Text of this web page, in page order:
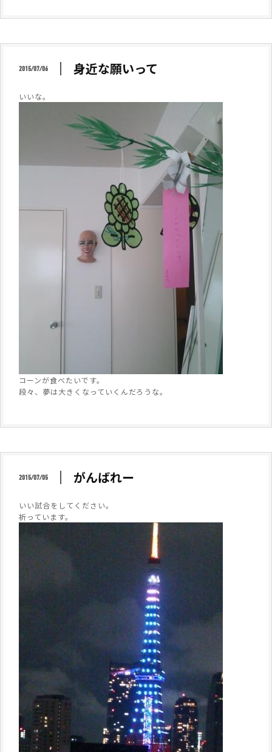
2015/07/06 身近な願いって
いいな。
コーンが食べたいです。
段々、夢は大きくなっていくんだろうな。
2015/07/05 がんばれー
いい試合をしてください。
祈っています。